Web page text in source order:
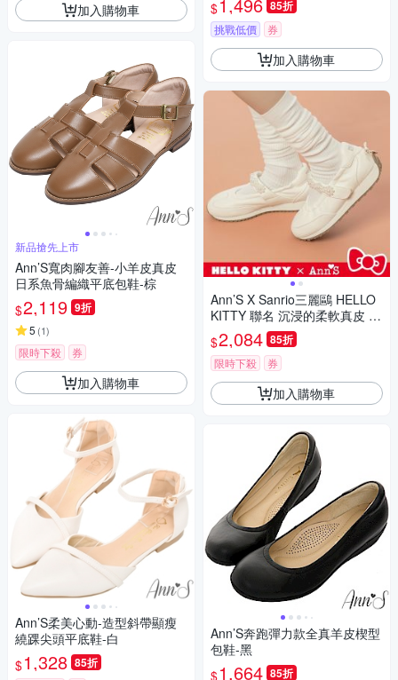
加入購物車
新品搶先上市
Ann’S寬肉腳友善-小羊皮真皮
日系魚骨編織平底包鞋-棕
$2,119 9折
5 (1)
限時下殺 券
加入購物車
Ann’S柔美心動-造型斜帶顯瘦
繞踝尖頭平底鞋-白
$1,328 85折
$1,496 85折
挑戰低價 券
加入購物車
Ann’S X Sanrio三麗鷗 HELLO
KITTY 聯名 沉浸的柔軟真皮 後
跟蝴蝶結珍珠瑪莉珍娃娃鞋3c
m-白
$2,084 85折
限時下殺 券
加入購物車
Ann’S奔跑彈力款全真羊皮楔型
包鞋-黑
$1,664 85折